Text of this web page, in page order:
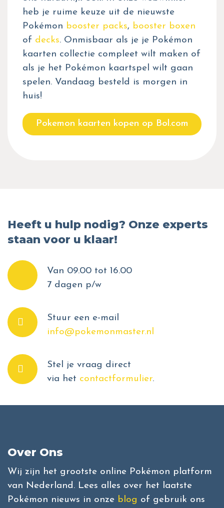
heb je ruime keuze uit de nieuwste
Pokémon booster packs, booster boxen
of decks. Onmisbaar als je je Pokémon
kaarten collectie compleet wilt maken of
als je het Pokémon kaartspel wilt gaan
spelen. Vandaag besteld is morgen in
huis!
Pokemon kaarten kopen op Bol.com
Heeft u hulp nodig? Onze experts
staan voor u klaar!
Van 09.00 tot 16.00
7 dagen p/w
Stuur een e-mail
info@pokemonmaster.nl
Stel je vraag direct
via het contactformulier.
Over Ons
Wij zijn het grootste online Pokémon platform
van Nederland. Lees alles over het laatste
Pokémon nieuws in onze blog of gebruik ons